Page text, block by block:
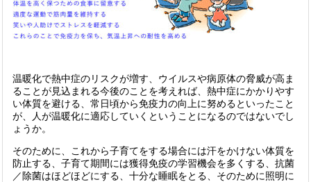
温暖化で熱中症のリスクが増す、ウイルスや病原体の脅威が高ま
ることが見込まれる今後のことを考えれば、熱中症にかかりやす
い体質を避ける、常日頃から免疫力の向上に努めるといったこと
が、人が温暖化に適応していくということになるのではないでし
ょうか。
そのために、これから子育てをする場合には汗をかけない体質を
防止する、子育て期間には獲得免疫の学習機会を多くする、抗菌
／除菌はほどほどにする、十分な睡眠をとる、そのために照明に